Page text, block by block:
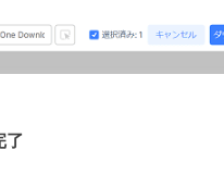
了